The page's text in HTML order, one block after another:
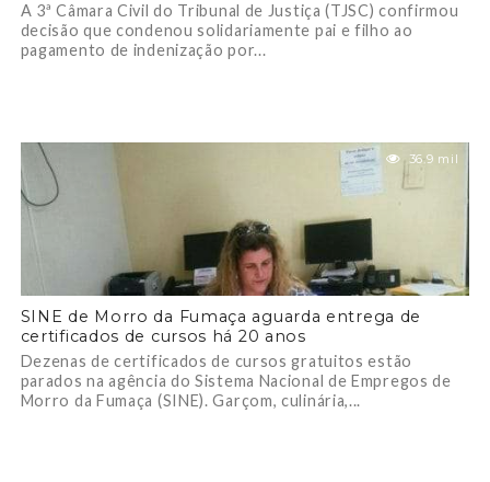
A 3ª Câmara Civil do Tribunal de Justiça (TJSC) confirmou
decisão que condenou solidariamente pai e filho ao
pagamento de indenização por...
36.9 mil
SINE de Morro da Fumaça aguarda entrega de
certificados de cursos há 20 anos
Dezenas de certificados de cursos gratuitos estão
parados na agência do Sistema Nacional de Empregos de
Morro da Fumaça (SINE). Garçom, culinária,...